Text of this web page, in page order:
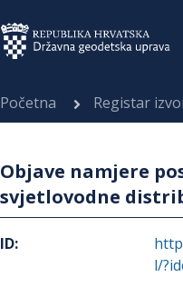
Početna Registar
Objave namjere
svjetlovodne
ID:
l/